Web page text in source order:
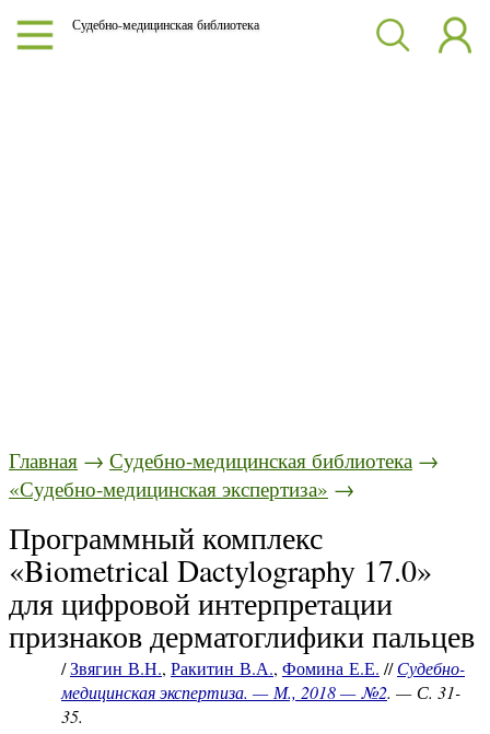
Судебно-медицинская библиотека
Главная → Судебно-медицинская библиотека →
«Судебно-медицинская экспертиза» →
Программный комплекс
«Biometrical Dactylography 17.0»
для цифровой интерпретации
признаков дерматоглифики пальцев
/Звягин В.Н., Ракитин В.А., Фомина Е.Е. //Судебно-
медицинская экспертиза. — М., 2018 — №2. — С. 31-
35.